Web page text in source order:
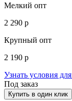
Мелкий опт
2 290 р
Крупный опт
2 190 р
Узнать условия
Под заказ
Купить в один клик